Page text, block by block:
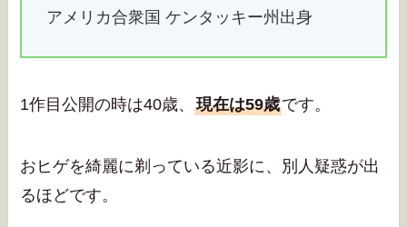
アメリカ合衆国 ケンタッキー州出身
1作目公開の時は40歳、現在は59歳です。
おヒゲを綺麗に剃っている近影に、別人疑惑が出
るほどです。